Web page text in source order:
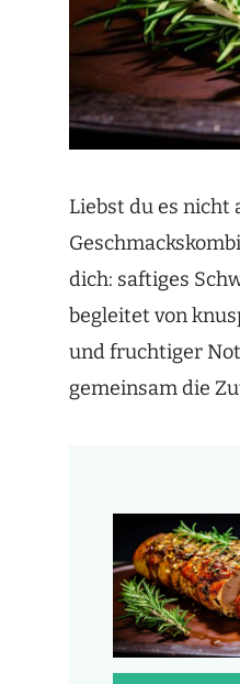
Liebst du es nicht
dich: saftiges
begleitet von
und fruchtiger
gemeinsam die